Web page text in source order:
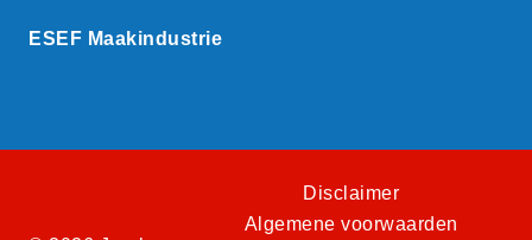
ESEF Maakindustrie
Disclaimer
Algemene voorwaarden